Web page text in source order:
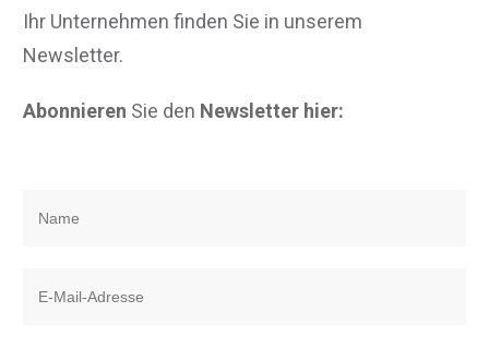
Ihr Unternehmen finden Sie in unserem
Newsletter.
Abonnieren Sie den Newsletter hier: